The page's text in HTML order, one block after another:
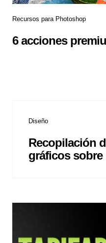
Recursos para Photoshop
6 acciones
Diseño
Recopilación
gráficos sobre